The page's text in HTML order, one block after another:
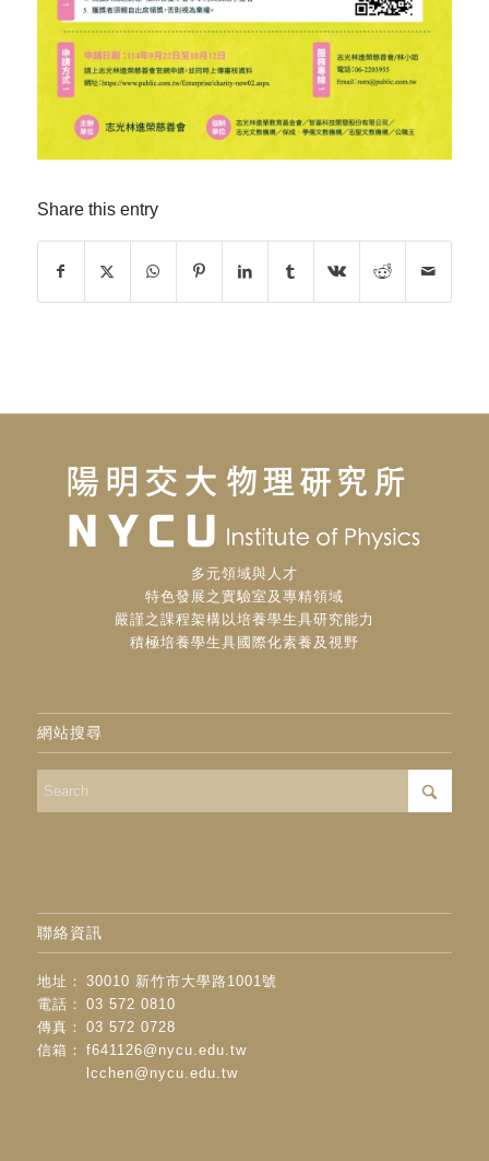
Share this entry
多元領域與人才
特色發展之實驗室及專精領域
嚴謹之課程架構以培養學生具研究能力
積極培養學生具國際化素養及視野
網站搜尋
聯絡資訊
地址：
30010 新竹市大學路1001號
電話：
03 572 0810
傳真：
03 572 0728
信箱：
f641126@nycu.edu.tw
lcchen@nycu.edu.tw